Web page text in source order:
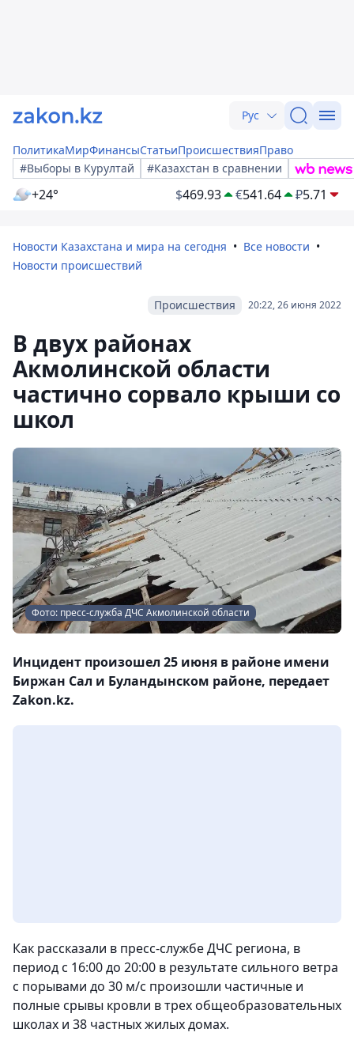
Рус
ПолитикаМирФинансыСтатьиПроисшествияПраво
#Выборы в Курултай
#Казахстан в сравнении
+24° $469.93 €541.64 ₽5.71
Новости Казахстана и мира на сегодня
Все новости
Новости происшествий
20:22, 26 июня 2022
Происшествия
В двух районах
Акмолинской области
частично сорвало крыши со
школ
Фото: пресс-служба ДЧС Акмолинской области
Инцидент произошел 25 июня в районе имени
Биржан Сал и Буландынском районе, передает
Zakon.kz.
Как рассказали в пресс-службе ДЧС региона, в
период с 16:00 до 20:00 в результате сильного ветра
с порывами до 30 м/с произошли частичные и
полные срывы кровли в трех общеобразовательных
школах и 38 частных жилых домах.